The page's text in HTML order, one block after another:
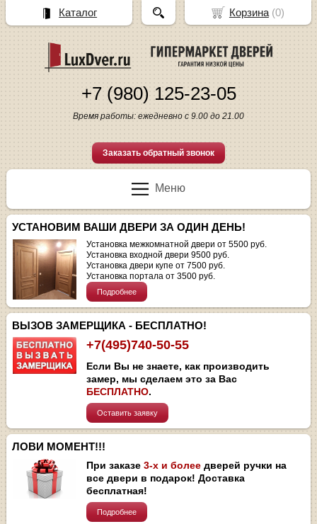
+7 (980) 125-23-05
Время работы: ежедневно с 9.00 до 21.00
Заказать обратный звонок
Меню
УСТАНОВИМ ВАШИ ДВЕРИ ЗА ОДИН ДЕНЬ!
Установка межкомнатной двери от 5500 руб.
Установка входной двери 9500 руб.
Установка двери купе от 7500 руб.
Установка портала от 3500 руб.
Подробнее
ВЫЗОВ ЗАМЕРЩИКА - БЕСПЛАТНО!
+7(495)740-50-55
Если Вы не знаете, как производить
замер, мы сделаем это за Вас
БЕСПЛАТНО.
Оставить заявку
ЛОВИ МОМЕНТ!!!
При заказе3-х и более дверей ручки на
все двери в подарок! Доставка
бесплатная!
Подробнее
Корзина(0)
Каталог